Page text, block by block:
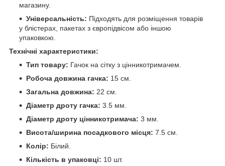
магазину.
Універсальність: Підходять для розміщення товарів
у блістерах, пакетах з європідвісом або іншою
упаковкою.
Технічні характеристики:
Тип товару: Гачок на сітку з цінникотримачем.
Робоча довжина гачка: 15 см.
Загальна довжина: 22 см.
Діаметр дроту гачка: 3.5 мм.
Діаметр дроту цінникотримача: 3 мм.
Висота/ширина посадкового місця: 7.5 см.
Колір: Білий.
Кількість в упаковці: 10 шт.